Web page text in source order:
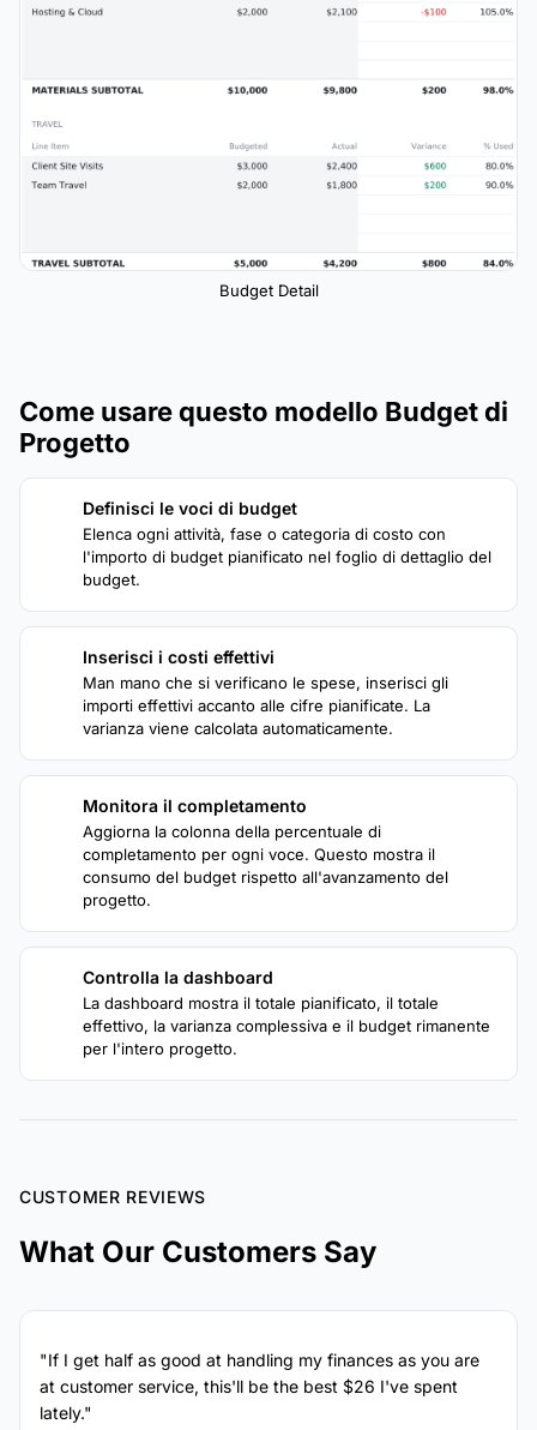
Budget Detail
Come usare questo modello Budget di
Progetto
Definisci le voci di budget
Elenca ogni attività, fase o categoria di costo con
l'importo di budget pianificato nel foglio di dettaglio del
budget.
Inserisci i costi effettivi
Man mano che si verificano le spese, inserisci gli
importi effettivi accanto alle cifre pianificate. La
varianza viene calcolata automaticamente.
Monitora il completamento
Aggiorna la colonna della percentuale di
completamento per ogni voce. Questo mostra il
consumo del budget rispetto all'avanzamento del
progetto.
Controlla la dashboard
La dashboard mostra il totale pianificato, il totale
effettivo, la varianza complessiva e il budget rimanente
per l'intero progetto.
CUSTOMER REVIEWS
What Our Customers Say
"If I get half as good at handling my finances as you are
at customer service, this'll be the best $26 I've spent
lately."